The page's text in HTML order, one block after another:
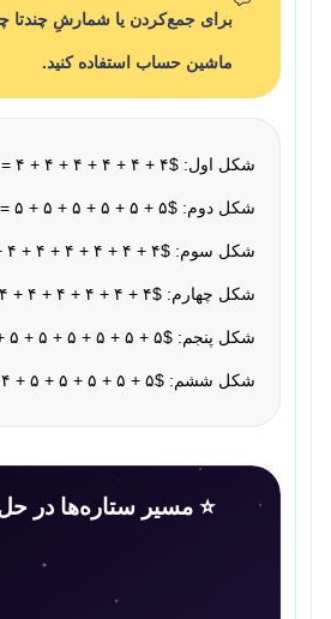
برای جمع‌کردن یا شمارشِ چندتا
ماشین حساب استفاده کنید.
شکل اول: $۴ + ۴ + ۴ + ۴ + ۴ + ۴ = ۲۴$
شکل دوم: $۵ + ۵ + ۵ + ۵ + ۵ + ۵ = ۳۰$
شکل سوم: $۴ + ۴ + ۴ + ۴ + ۴ + ۴ + ۴ + ۴ = ۳۲$
شکل چهارم: $۴ + ۴ + ۴ + ۴ + ۴ + ۴ = ۲۴$
شکل پنجم: $۵ + ۵ + ۵ + ۵ + ۵ + ۵ + ۳ = ۳۳$
شکل ششم: $۵ + ۵ + ۵ + ۵ + ۵ + ۴ = ۲۹$
⭐ مسیر ستاره‌ها در